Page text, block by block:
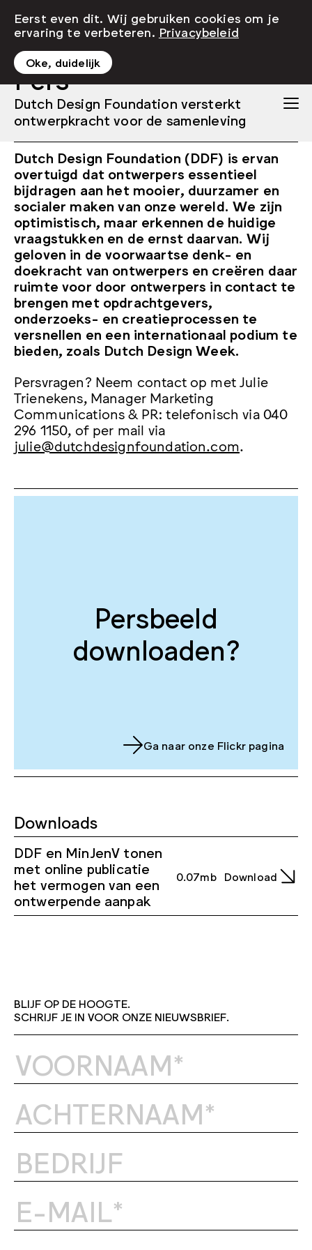
Pers
​​Dutch Design Foundation versterkt
ontwerpkracht voor de samenleving
Dutch Design Foundation (DDF) is ervan
overtuigd dat ontwerpers essentieel
bijdragen aan het mooier, duurzamer en
socialer maken van onze wereld. We zijn
optimistisch, maar erkennen de huidige
vraagstukken en de ernst daarvan. Wij
geloven in de voorwaartse denk- en
doekracht van ontwerpers en creëren daar
ruimte voor door ontwerpers in contact te
brengen met opdrachtgevers,
onderzoeks- en creatieprocessen te
versnellen en een internationaal podium te
bieden, zoals Dutch Design Week.
Persvragen? Neem contact op met Julie
Trienekens, Manager Marketing
Communications & PR: telefonisch via 040
296 1150, of per mail via
julie@dutchdesignfoundation.com.
Persbeeld
downloaden?
Ga naar onze Flickr pagina
Downloads
DDF en MinJenV tonen
met online publicatie
het vermogen van een
ontwerpende aanpak
0.07mb Download
Eerst even dit. Wij gebruiken cookies om je
ervaring te verbeteren. Privacybeleid
Oke, duidelijk
BLIJF OP DE HOOGTE.
SCHRIJF JE IN VOOR ONZE NIEUWSBRIEF.